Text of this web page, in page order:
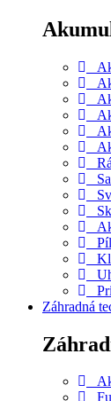
Záhradná